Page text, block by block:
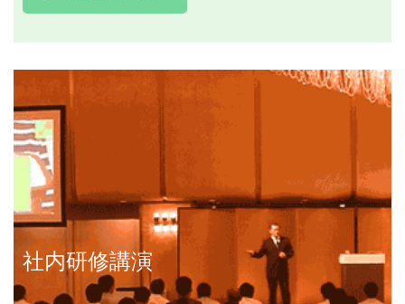
社内研修講演
講演事例を見る